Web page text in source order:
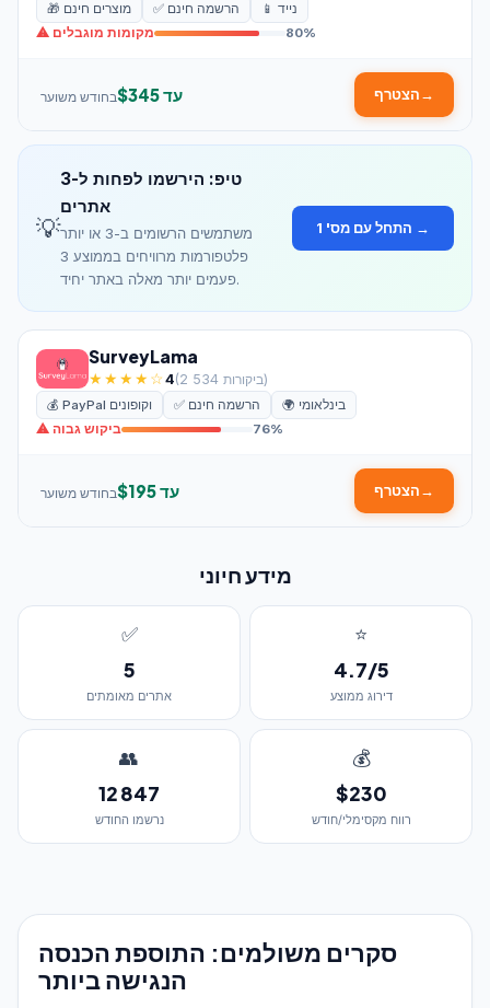
🎁 מוצרים חינם ✅ הרשמה חינם
📱 נייד
⚠ מקומות מוגבלים
80%
עד $345 בחודש משוער הצטרף→
💡
טיפ: הירשמו לפחות ל-3
אתרים
משתמשים הרשומים ב-3 או יותר
פלטפורמות מרוויחים בממוצע 3
פעמים יותר מאלה באתר יחיד.
התחל עם מס' 1 →
SurveyLama
★★★★☆4 (2 534 ביקורות)
💰 PayPal וקופונים ✅ הרשמה חינם
🌍 בינלאומי
⚠ ביקוש גבוה
76%
עד $195 בחודש משוער הצטרף→
מידע חיוני
✅
5
אתרים מאומתים
⭐
4.7/5
דירוג ממוצע
👥
12 847
נרשמו החודש
💰
$230
רווח מקסימלי/חודש
סקרים משולמים: התוספת הכנסה
הנגישה ביותר